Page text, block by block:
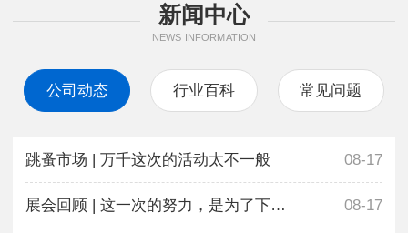
新闻中心
NEWS INFORMATION
公司动态 行业百科 常见问题
跳蚤市场 | 万千这次的活动太不一般 08-17
展会回顾 | 这一次的努力，是为了下一次更好地相遇 08-17